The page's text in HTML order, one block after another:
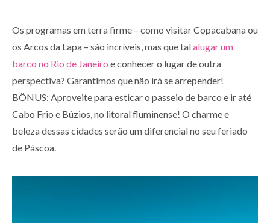
Os programas em terra firme – como visitar Copacabana ou
os Arcos da Lapa – são incríveis, mas que talalugar um
barco no Rio de Janeiro e conhecer o lugar de outra
perspectiva? Garantimos que não irá se arrepender!
BÔNUS: Aproveite para esticar o passeio de barco e ir até
Cabo Frio e Búzios, no litoral fluminense! O charme e
beleza dessas cidades serão um diferencial no seu feriado
de Páscoa.